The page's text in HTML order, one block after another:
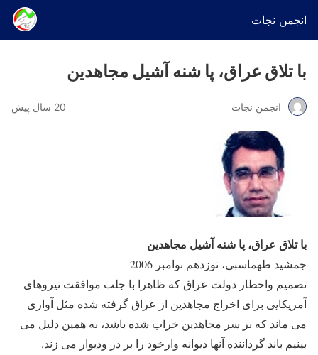
انجمن نجات
با تلاق عراق، پا شنه آشيل مجاهدین
انجمن نجات 20 سال پیش
با تلاق عراق، پا شنه آشيل مجاهدین
جمشید طهماسبی، نوزدهم نوامبر 2006
تصمیم واخطار دولت عراق که ظاهرا با جلب موافقت نیروهای
آمریکایی برای اخراج مجاهدین از عراق گرفته شده مثل آواری
می ماند که بر سر مجاهدین خراب شده باشد، به همین دلیل می
بینیم باند گرداننده آنها ديوانه وارخود را بر در ودیوار می زند.